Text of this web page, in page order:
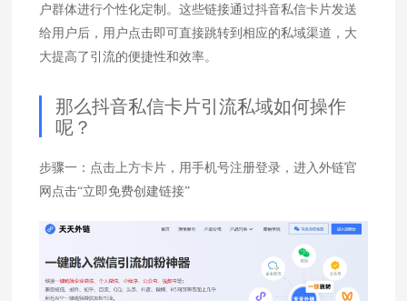
户群体进行个性化定制。这些链接通过抖音私信卡片发送
给用户后，用户点击即可直接跳转到相应的私域渠道，大
大提高了引流的便捷性和效率。
那么抖音私信卡片引流私域如何操作
呢？
步骤一：点击上方卡片，用手机号注册登录，进入外链官
网点击“立即免费创建链接”